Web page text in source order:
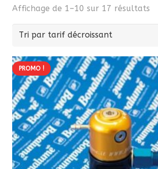
Affichage de 1–10 sur 17 résultats
PROMO !